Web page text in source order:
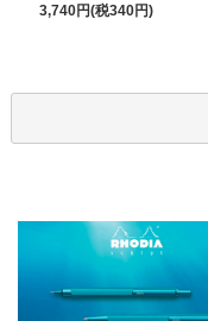
3,740円(税340円)